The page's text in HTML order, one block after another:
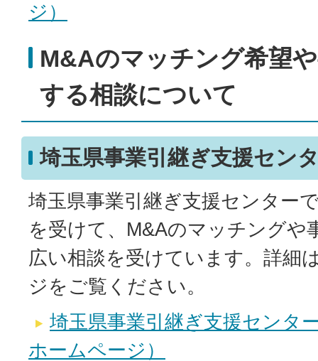
ジ）
M&Aのマッチング希望
する相談について
埼玉県事業引継ぎ支援セン
埼玉県事業引継ぎ支援センター
を受けて、M&Aのマッチングや
広い相談を受けています。詳細
ジをご覧ください。
埼玉県事業引継ぎ支援センタ
ホームページ）